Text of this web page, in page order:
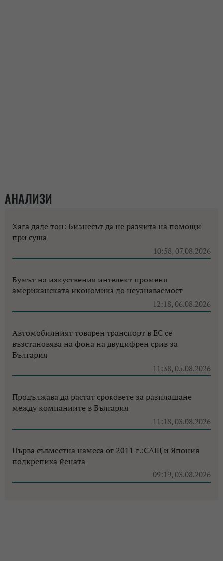
АНАЛИЗИ
Хага даде тон: Бизнесът да не разчита на помощи
при суша
10:58, 07.08.2026
Бумът на изкуствения интелект променя
американската икономика до неузнаваемост
12:18, 06.08.2026
Автомобилният товарен транспорт в ЕС се
възстановява на фона на двуцифрен срив за
България
11:38, 05.08.2026
Продължава да растат сроковете за разплащане
между компаниите в България
11:18, 03.08.2026
Първа съвместна намеса от 2011 г.:САЩ и Япония
подкрепиха йената
09:19, 03.08.2026